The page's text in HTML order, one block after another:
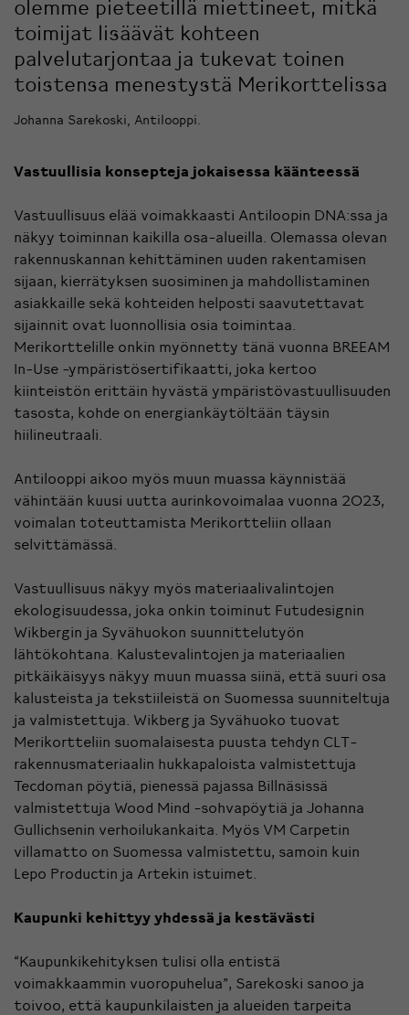
olemme pieteetillä miettineet, mitkä
toimijat lisäävät kohteen
palvelutarjontaa ja tukevat toinen
toistensa menestystä Merikorttelissa
Johanna Sarekoski, Antilooppi.
Vastuullisia konsepteja jokaisessa käänteessä
Vastuullisuus elää voimakkaasti Antiloopin DNA:ssa ja
näkyy toiminnan kaikilla osa-alueilla. Olemassa olevan
rakennuskannan kehittäminen uuden rakentamisen
sijaan, kierrätyksen suosiminen ja mahdollistaminen
asiakkaille sekä kohteiden helposti saavutettavat
sijainnit ovat luonnollisia osia toimintaa.
Merikorttelille onkin myönnetty tänä vuonna BREEAM
In-Use -ympäristösertifikaatti, joka kertoo
kiinteistön erittäin hyvästä ympäristövastuullisuuden
tasosta, kohde on energiankäytöltään täysin
hiilineutraali.
Antilooppi aikoo myös muun muassa käynnistää
vähintään kuusi uutta aurinkovoimalaa vuonna 2023,
voimalan toteuttamista Merikortteliin ollaan
selvittämässä.
Vastuullisuus näkyy myös materiaalivalintojen
ekologisuudessa, joka onkin toiminut Futudesignin
Wikbergin ja Syvähuokon suunnittelutyön
lähtökohtana. Kalustevalintojen ja materiaalien
pitkäikäisyys näkyy muun muassa siinä, että suuri osa
kalusteista ja tekstiileistä on Suomessa suunniteltuja
ja valmistettuja. Wikberg ja Syvähuoko tuovat
Merikortteliin suomalaisesta puusta tehdyn CLT-
rakennusmateriaalin hukkapaloista valmistettuja
Tecdoman pöytiä, pienessä pajassa Billnäsissä
valmistettuja Wood Mind -sohvapöytiä ja Johanna
Gullichsenin verhoilukankaita. Myös VM Carpetin
villamatto on Suomessa valmistettu, samoin kuin
Lepo Productin ja Artekin istuimet.
Kaupunki kehittyy yhdessä ja kestävästi
“Kaupunkikehityksen tulisi olla entistä
voimakkaammin vuoropuhelua”, Sarekoski sanoo ja
toivoo, että kaupunkilaisten ja alueiden tarpeita